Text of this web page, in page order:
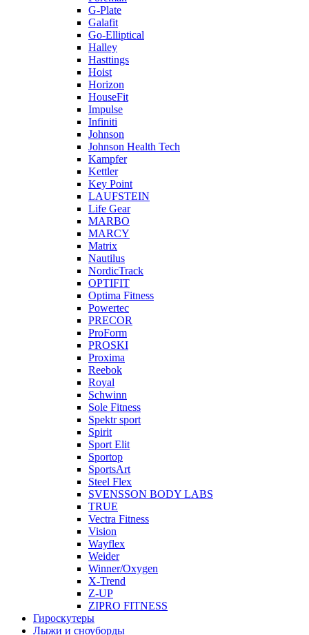
G-Plate
Galafit
Go-Elliptical
Halley
Hasttings
Hoist
Horizon
HouseFit
Impulse
Infiniti
Johnson
Johnson Health Tech
Kampfer
Kettler
Key Point
LAUFSTEIN
Life Gear
MARBO
MARCY
Matrix
Nautilus
NordicTrack
OPTIFIT
Optima Fitness
Powertec
PRECOR
ProForm
PROSKI
Proxima
Reebok
Royal
Schwinn
Sole Fitness
Spektr sport
Spirit
Sport Elit
Sportop
SportsArt
Steel Flex
SVENSSON BODY LABS
TRUE
Vectra Fitness
Vision
Wayflex
Weider
Winner/Oxygen
X-Trend
Z-UP
ZIPRO FITNESS
Гироскутеры
Лыжи и сноуборды